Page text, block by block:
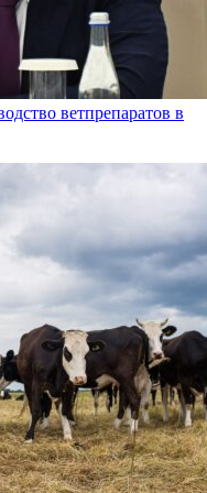
ветпрепаратов в